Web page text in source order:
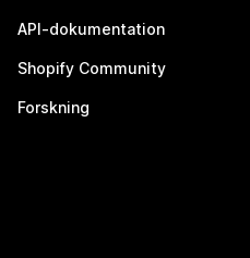
API-dokumentation
Shopify Community
Forskning